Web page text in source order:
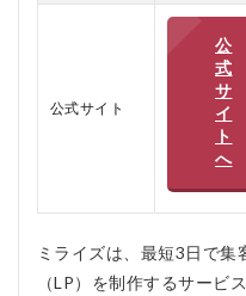
コミ
のメ
4
ミ
公式サイト
公
式
サ
イ
ト
へ
ミライズは、最短3日で
（LP）を制作するサービス